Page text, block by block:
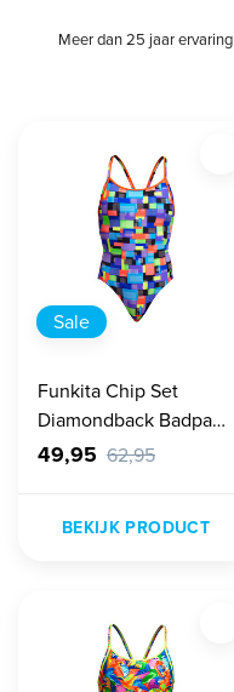
Meer dan 25 jaar ervaring
Sale
Funkita Chip Set
Diamondback Badpak
Dames
49,95 62,95
BEKIJK PRODUCT